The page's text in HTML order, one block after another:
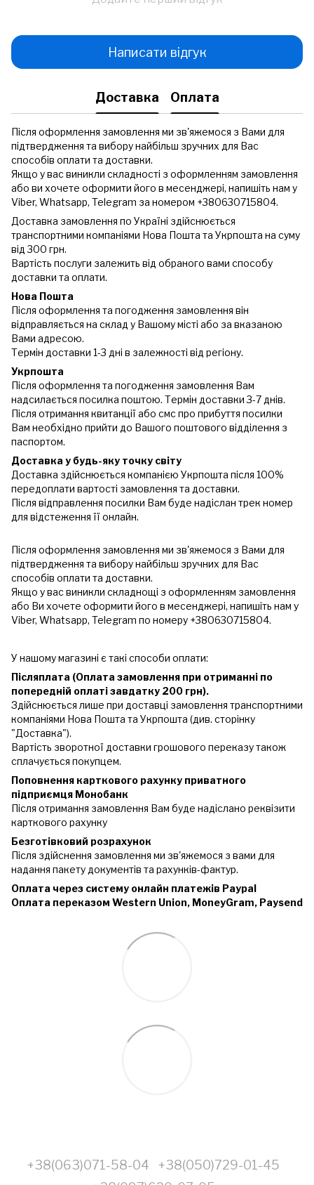
Написати відгук
Доставка Оплата
Після оформлення замовлення ми зв'яжемося з Вами для
підтвердження та вибору найбільш зручних для Вас
способів оплати та доставки.
Якщо у вас виникли складності з оформленням замовлення
або ви хочете оформити його в месенджері, напишіть нам у
Viber, Whatsapp, Telegram за номером +380630715804.
Доставка замовлення по Україні здійснюється
транспортними компаніями Нова Пошта та Укрпошта на суму
від 300 грн.
Вартість послуги залежить від обраного вами способу
доставки та оплати.
Нова Пошта
Після оформлення та погодження замовлення він
відправляється на склад у Вашому місті або за вказаною
Вами адресою.
Термін доставки 1-3 дні в залежності від регіону.
Укрпошта
Після оформлення та погодження замовлення Вам
надсилається посилка поштою. Термін доставки 3-7 днів.
Після отримання квитанції або смс про прибуття посилки
Вам необхідно прийти до Вашого поштового відділення з
паспортом.
Доставка у будь-яку точку світу
Доставка здійснюється компанією Укрпошта після 100%
передоплати вартості замовлення та доставки.
Після відправлення посилки Вам буде надіслан трек номер
для відстеження її онлайн.
Після оформлення замовлення ми зв'яжемося з Вами для
підтвердження та вибору найбільш зручних для Вас
способів оплати та доставки.
Якщо у вас виникли складнощі з оформленням замовлення
або Ви хочете оформити його в месенджері, напишіть нам у
Viber, Whatsapp, Telegram по номеру +380630715804.
У нашому магазині є такі способи оплати:
Післяплата (Оплата замовлення при отриманні по
попередній оплаті завдатку 200 грн).
Здійснюється лише при доставці замовлення транспортними
компаніями Нова Пошта та Укрпошта (див. сторінку
"Доставка").
Вартість зворотної доставки грошового переказу також
сплачується покупцем.
Поповнення карткового рахунку приватного
підприємця Монобанк
Після отримання замовлення Вам буде надіслано реквізити
карткового рахунку
Безготівковий розрахунок
Після здійснення замовлення ми зв'яжемося з вами для
надання пакету документів та рахунків-фактур.
Оплата через систему онлайн платежів Paypal
Оплата переказом Western Union, MoneyGram, Paysend
+38(063)071-58-04
+38(050)729-01-45